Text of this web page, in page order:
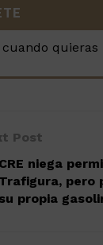
quieras
Post
CRE niega
Trafigura, pero
su propia